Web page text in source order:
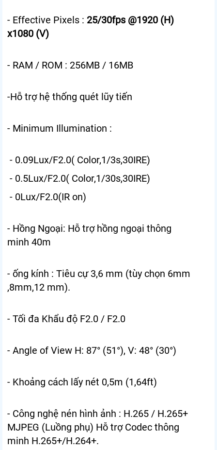
- Effective Pixels : 25/30fps @1920 (H)
x1080 (V)
- RAM / ROM : 256MB / 16MB
-Hỗ trợ hệ thống quét lũy tiến
- Minimum Illumination :
- 0.09Lux/F2.0( Color,1/3s,30IRE)
- 0.5Lux/F2.0( Color,1/30s,30IRE)
- 0Lux/F2.0(IR on)
- Hồng Ngoại: Hỗ trợ hồng ngoại thông
minh 40m
- ống kính : Tiêu cự 3,6 mm (tùy chọn 6mm
,8mm,12 mm).
- Tối đa Khẩu độ F2.0 / F2.0
- Angle of View H: 87° (51°), V: 48° (30°)
- Khoảng cách lấy nét 0,5m (1,64ft)
- Công nghệ nén hình ảnh : H.265 / H.265+
MJPEG (Luồng phụ) Hỗ trợ Codec thông
minh H.265+/H.264+.